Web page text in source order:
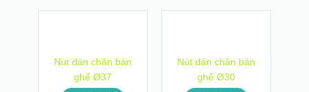
Nút dán chân bàn
ghế Ø37
Nút dán chân bàn
ghế Ø30